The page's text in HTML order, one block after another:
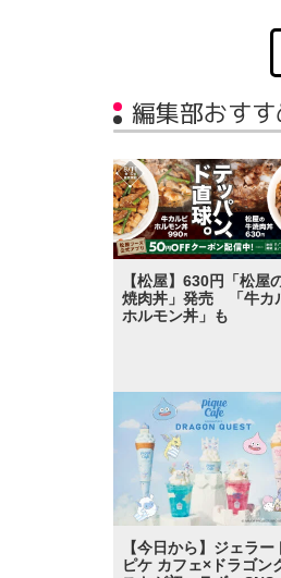
編集部おす
【松屋】630円「松屋
焼肉丼」発売 「牛カ
ホルモン丼」も
【今日から】ジェラー
ピケ カフェ×ドラゴン